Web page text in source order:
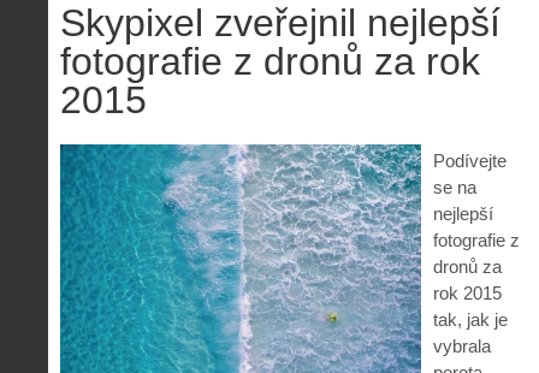
Skypixel zveřejnil nejlepší
fotografie z dronů za rok
2015
Podívejte
se na
nejlepší
fotografie z
dronů za
rok 2015
tak, jak je
vybrala